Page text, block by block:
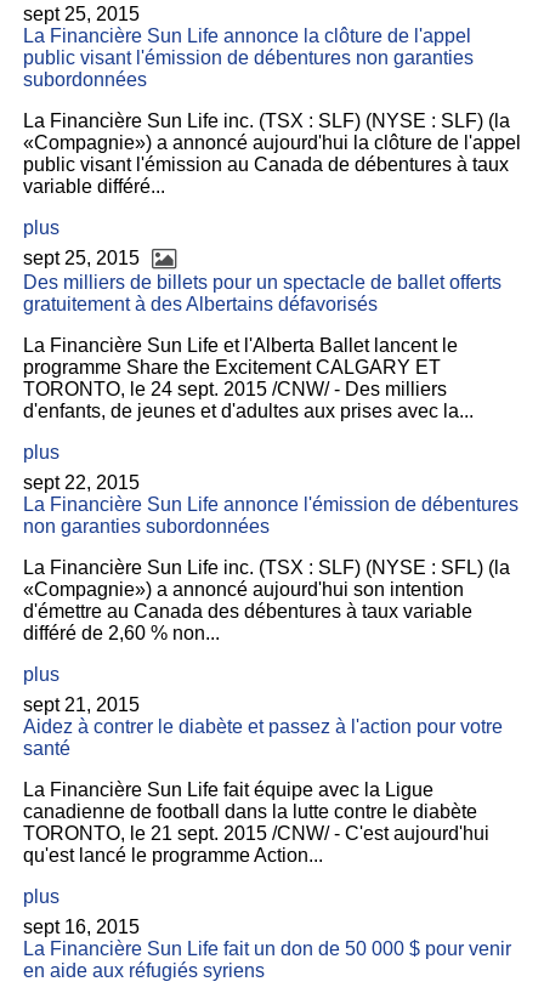
sept 25, 2015
La Financière Sun Life annonce la clôture de l'appel
public visant l'émission de débentures non garanties
subordonnées
La Financière Sun Life inc. (TSX : SLF) (NYSE : SLF) (la
«Compagnie») a annoncé aujourd'hui la clôture de l'appel
public visant l'émission au Canada de débentures à taux
variable différé...
plus
sept 25, 2015
Des milliers de billets pour un spectacle de ballet offerts
gratuitement à des Albertains défavorisés
La Financière Sun Life et l'Alberta Ballet lancent le
programme Share the Excitement CALGARY ET
TORONTO, le 24 sept. 2015 /CNW/ - Des milliers
d'enfants, de jeunes et d'adultes aux prises avec la...
plus
sept 22, 2015
La Financière Sun Life annonce l'émission de débentures
non garanties subordonnées
La Financière Sun Life inc. (TSX : SLF) (NYSE : SFL) (la
«Compagnie») a annoncé aujourd'hui son intention
d'émettre au Canada des débentures à taux variable
différé de 2,60 % non...
plus
sept 21, 2015
Aidez à contrer le diabète et passez à l'action pour votre
santé
La Financière Sun Life fait équipe avec la Ligue
canadienne de football dans la lutte contre le diabète
TORONTO, le 21 sept. 2015 /CNW/ - C'est aujourd'hui
qu'est lancé le programme Action...
plus
sept 16, 2015
La Financière Sun Life fait un don de 50 000 $ pour venir
en aide aux réfugiés syriens